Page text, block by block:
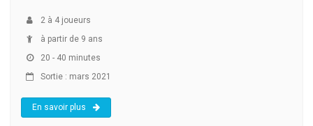
2 à 4 joueurs
à partir de 9 ans
20 - 40 minutes
Sortie : mars 2021
En savoir plus